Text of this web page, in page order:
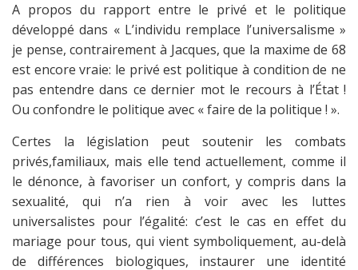
A propos du rapport entre le privé et le politique
développé dans « L’individu remplace l’universalisme »
je pense, contrairement à Jacques, que la maxime de 68
est encore vraie: le privé est politique à condition de ne
pas entendre dans ce dernier mot le recours à l’État !
Ou confondre le politique avec « faire de la politique ! ».
Certes la législation peut soutenir les combats
privés,familiaux, mais elle tend actuellement, comme il
le dénonce, à favoriser un confort, y compris dans la
sexualité, qui n’a rien à voir avec les luttes
universalistes pour l’égalité: c’est le cas en effet du
mariage pour tous, qui vient symboliquement, au-delà
de différences biologiques, instaurer une identité